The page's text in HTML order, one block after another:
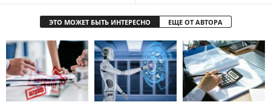
ЭТО МОЖЕТ БЫТЬ ИНТЕРЕСНО ЕЩЕ ОТ АВТОРА